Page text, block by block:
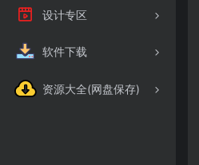
设计专区
软件下载
资源大全(网盘保存)